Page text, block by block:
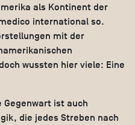
als Kontinent der
international so.
mit der
wussten hier viele: Eine
ist auch
die jedes Streben nach